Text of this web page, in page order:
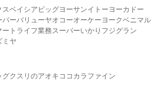
スベイシア ビッグヨーサンイトーヨーカドー
パーバリューヤオコーオーケー ヨークベニマル
ート ライフ業務スーパーいかり フジグラン
ミヤ
グクスリのアオキ ココカラファイン